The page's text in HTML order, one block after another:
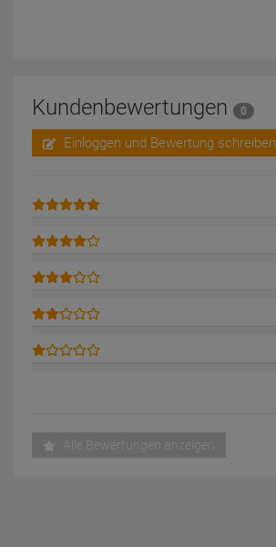
Kundenbewertungen 0
Einloggen und Bewertung schreiben
Alle Bewertungen anzeigen